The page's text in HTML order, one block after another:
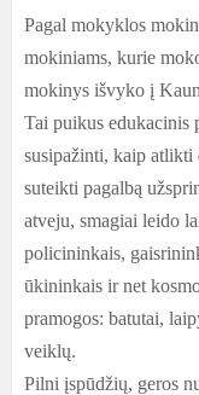
Pagal mokyklos
mokiniams, kurie
mokinys išvyko į
Tai puikus edukacinis
susipažinti, kaip atlikti
suteikti pagalbą
atveju, smagiai leido
policininkais,
ūkininkais ir net
pramogos: batutai,
veiklų.
Pilni įspūdžių, geros